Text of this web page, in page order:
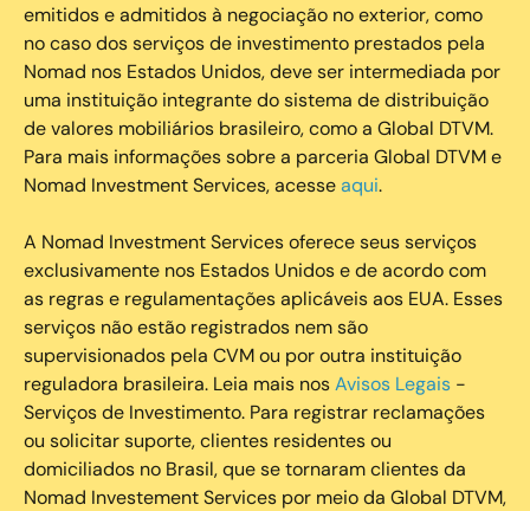
emitidos e admitidos à negociação no exterior, como
no caso dos serviços de investimento prestados pela
Nomad nos Estados Unidos, deve ser intermediada por
uma instituição integrante do sistema de distribuição
de valores mobiliários brasileiro, como a Global DTVM.
Para mais informações sobre a parceria Global DTVM e
Nomad Investment Services, acesseaqui.
A Nomad Investment Services oferece seus serviços
exclusivamente nos Estados Unidos e de acordo com
as regras e regulamentações aplicáveis aos EUA. Esses
serviços não estão registrados nem são
supervisionados pela CVM ou por outra instituição
reguladora brasileira. Leia mais nosAvisos Legais -
Serviços de Investimento. Para registrar reclamações
ou solicitar suporte, clientes residentes ou
domiciliados no Brasil, que se tornaram clientes da
Nomad Investement Services por meio da Global DTVM,